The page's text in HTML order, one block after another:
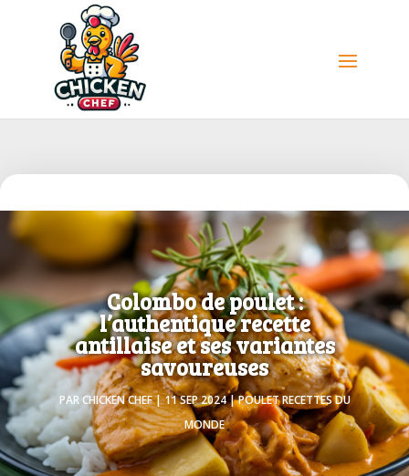
Colombo de poulet :
l’authentique recette
antillaise et ses variantes
savoureuses
PARCHICKEN CHEF|11 SEP 2024|POULET RECETTES DU
MONDE